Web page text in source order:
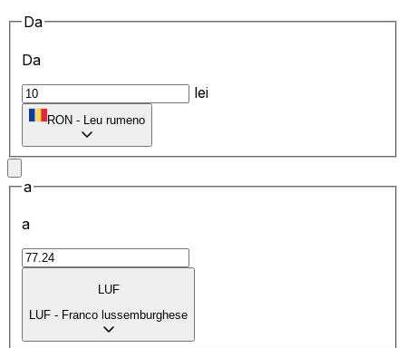
Da
Da
lei
RON - Leu rumeno
a
a
LUF
LUF - Franco lussemburghese